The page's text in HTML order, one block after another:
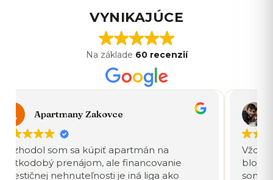
VYNIKAJÚCE
Na základe 60 recenzií
Apartmany Zakovce
Rozhodol som sa kúpiť apartmán na
krátkodobý prenájom, ale financovanie
investičnej nehnuteľnosti je iná liga ako
Vždy
blok.
som